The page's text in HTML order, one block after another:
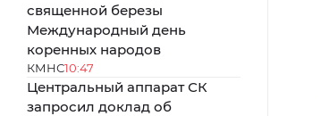
священной березы
Международный день
коренных народов
КМНС10:47
Центральный аппарат СК
запросил доклад об